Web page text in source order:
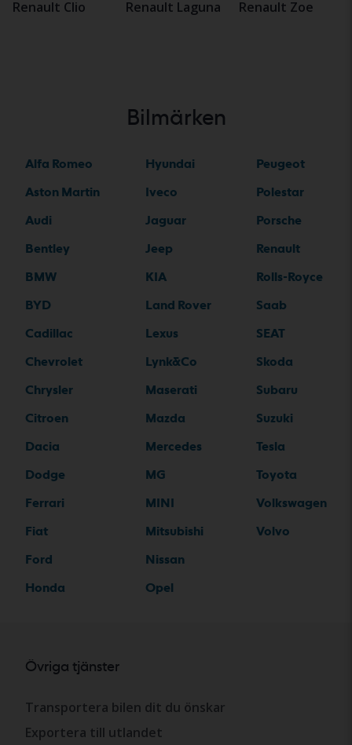
Renault Clio
Renault Laguna
Renault Zoe
Bilmärken
Alfa Romeo
Aston Martin
Audi
Bentley
BMW
BYD
Cadillac
Chevrolet
Chrysler
Citroen
Dacia
Dodge
Ferrari
Fiat
Ford
Honda
Hyundai
Iveco
Jaguar
Jeep
KIA
Land Rover
Lexus
Lynk&Co
Maserati
Mazda
Mercedes
MG
MINI
Mitsubishi
Nissan
Opel
Peugeot
Polestar
Porsche
Renault
Rolls-Royce
Saab
SEAT
Skoda
Subaru
Suzuki
Tesla
Toyota
Volkswagen
Volvo
Övriga tjänster
Transportera bilen dit du önskar
Exportera till utlandet